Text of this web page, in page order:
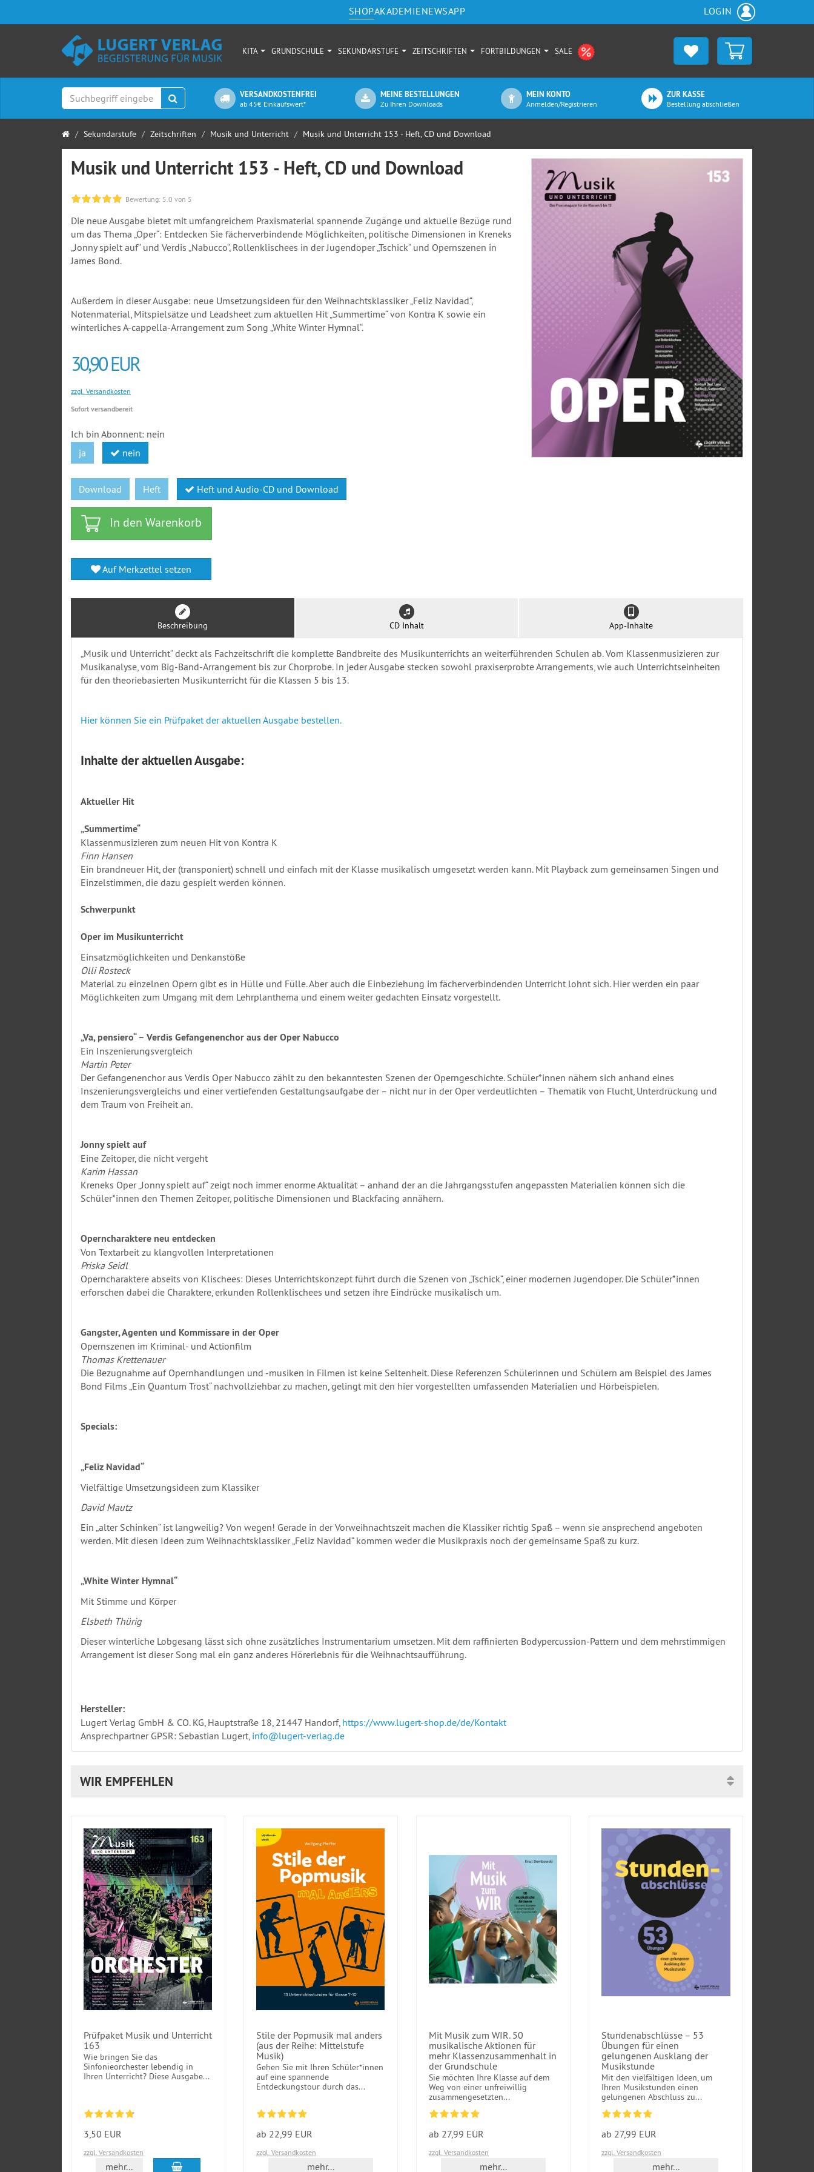
SHOPAKADEMIENEWSAPP LOGIN
KITA GRUNDSCHULE SEKUNDARSTUFE ZEITSCHRIFTEN FORTBILDUNGEN SALE
VERSANDKOSTENFREI
ab 45€ Einkaufswert*
MEINE BESTELLUNGEN
Zu Ihren Downloads
MEIN KONTO
Anmelden/Registrieren
ZUR KASSE
Bestellung abschließen
Startseite
Sekundarstufe Zeitschriften Musik und Unterricht Musik und Unterricht 153 - Heft, CD und Download
Musik und Unterricht 153 - Heft, CD und Download
Bewertung: 5.0 von 5
Die neue Ausgabe bietet mit umfangreichem Praxismaterial spannende Zugänge und aktuelle Bezüge rund
um das Thema „Oper“: Entdecken Sie fächerverbindende Möglichkeiten, politische Dimensionen in Kreneks
„Jonny spielt auf“ und Verdis „Nabucco“, Rollenklischees in der Jugendoper „Tschick“ und Opernszenen in
James Bond.
Außerdem in dieser Ausgabe: neue Umsetzungsideen für den Weihnachtsklassiker „Feliz Navidad“,
Notenmaterial, Mitspielsätze und Leadsheet zum aktuellen Hit „Summertime“ von Kontra K sowie ein
winterliches A-cappella-Arrangement zum Song „White Winter Hymnal“.
30,90 EUR
zzgl. Versandkosten
Sofort versandbereit
Ich bin Abonnent: nein
ja
nein
Download Heft Heft und Audio-CD und Download
In den Warenkorb
Auf Merkzettel setzen
Beschreibung CD Inhalt App-Inhalte
„Musik und Unterricht“ deckt als Fachzeitschrift die komplette Bandbreite des Musikunterrichts an weiterführenden Schulen ab. Vom Klassenmusizieren zur
Musikanalyse, vom Big-Band-Arrangement bis zur Chorprobe. In jeder Ausgabe stecken sowohl praxiserprobte Arrangements, wie auch Unterrichtseinheiten
für den theoriebasierten Musikunterricht für die Klassen 5 bis 13.
Hier können Sie ein Prüfpaket der aktuellen Ausgabe bestellen.
Inhalte der aktuellen Ausgabe:
Aktueller Hit
„Summertime“
Klassenmusizieren zum neuen Hit von Kontra K
Finn Hansen
Ein brandneuer Hit, der (transponiert) schnell und einfach mit der Klasse musikalisch umgesetzt werden kann. Mit Playback zum gemeinsamen Singen und
Einzelstimmen, die dazu gespielt werden können.
Schwerpunkt
Oper im Musikunterricht
Einsatzmöglichkeiten und Denkanstöße
Olli Rosteck
Material zu einzelnen Opern gibt es in Hülle und Fülle. Aber auch die Einbeziehung im fächerverbindenden Unterricht lohnt sich. Hier werden ein paar
Möglichkeiten zum Umgang mit dem Lehrplanthema und einem weiter gedachten Einsatz vorgestellt.
„Va, pensiero“ – Verdis Gefangenenchor aus der Oper Nabucco
Ein Inszenierungsvergleich
Martin Peter
Der Gefangenenchor aus Verdis Oper Nabucco zählt zu den bekanntesten Szenen der Operngeschichte. Schüler*innen nähern sich anhand eines
Inszenierungsvergleichs und einer vertiefenden Gestaltungsaufgabe der – nicht nur in der Oper verdeutlichten – Thematik von Flucht, Unterdrückung und
dem Traum von Freiheit an.
Jonny spielt auf
Eine Zeitoper, die nicht vergeht
Karim Hassan
Kreneks Oper „Jonny spielt auf“ zeigt noch immer enorme Aktualität – anhand der an die Jahrgangsstufen angepassten Materialien können sich die
Schüler*innen den Themen Zeitoper, politische Dimensionen und Blackfacing annähern.
Operncharaktere neu entdecken
Von Textarbeit zu klangvollen Interpretationen
Priska Seidl
Operncharaktere abseits von Klischees: Dieses Unterrichtskonzept führt durch die Szenen von „Tschick“, einer modernen Jugendoper. Die Schüler*innen
erforschen dabei die Charaktere, erkunden Rollenklischees und setzen ihre Eindrücke musikalisch um.
Gangster, Agenten und Kommissare in der Oper
Opernszenen im Kriminal- und Actionfilm
Thomas Krettenauer
Die Bezugnahme auf Opernhandlungen und -musiken in Filmen ist keine Seltenheit. Diese Referenzen Schülerinnen und Schülern am Beispiel des James
Bond Films „Ein Quantum Trost“ nachvollziehbar zu machen, gelingt mit den hier vorgestellten umfassenden Materialien und Hörbeispielen.
Specials:
„Feliz Navidad“
Vielfältige Umsetzungsideen zum Klassiker
David Mautz
Ein „alter Schinken“ ist langweilig? Von wegen! Gerade in der Vorweihnachtszeit machen die Klassiker richtig Spaß – wenn sie ansprechend angeboten
werden. Mit diesen Ideen zum Weihnachtsklassiker „Feliz Navidad“ kommen weder die Musikpraxis noch der gemeinsame Spaß zu kurz.
„White Winter Hymnal“
Mit Stimme und Körper
Elsbeth Thürig
Dieser winterliche Lobgesang lässt sich ohne zusätzliches Instrumentarium umsetzen. Mit dem raffinierten Bodypercussion-Pattern und dem mehrstimmigen
Arrangement ist dieser Song mal ein ganz anderes Hörerlebnis für die Weihnachtsaufführung.
Hersteller:
Lugert Verlag GmbH & CO. KG, Hauptstraße 18, 21447 Handorf, https://www.lugert-shop.de/de/Kontakt
Ansprechpartner GPSR: Sebastian Lugert, info@lugert-verlag.de
WIR EMPFEHLEN
Prüfpaket Musik und Unterricht
163
Wie bringen Sie das
Sinfonieorchester lebendig in
Ihren Unterricht? Diese Ausgabe...
3,50 EUR
zzgl. Versandkosten
mehr... In den Warenkorb
Stile der Popmusik mal anders
(aus der Reihe: Mittelstufe
Musik)
Gehen Sie mit Ihren Schüler*innen
auf eine spannende
Entdeckungstour durch das...
ab 22,99 EUR
zzgl. Versandkosten
mehr...
Mit Musik zum WIR. 50
musikalische Aktionen für
mehr Klassenzusammenhalt in
der Grundschule
Sie möchten Ihre Klasse auf dem
Weg von einer unfreiwillig
zusammengesetzten...
ab 27,99 EUR
zzgl. Versandkosten
mehr...
Stundenabschlüsse – 53
Übungen für einen
gelungenen Ausklang der
Musikstunde
Mit den vielfältigen Ideen, um
Ihren Musikstunden einen
gelungenen Abschluss zu...
ab 27,99 EUR
zzgl. Versandkosten
mehr...